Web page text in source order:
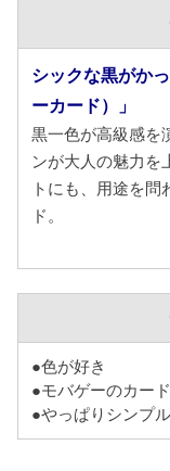
シックな黒がか
ーカード）」
黒一色が高級感を
ンが大人の魅力を
トにも、用途を
ド。
●色が好き
●モバゲーのカー
●やっぱりシンプ